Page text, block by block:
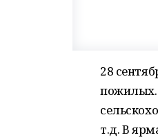
28
пожилых.
т.д. В